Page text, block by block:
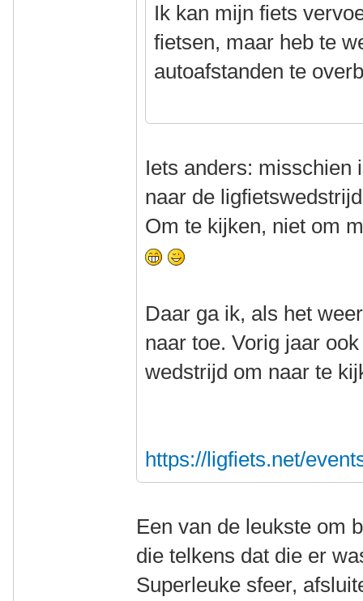
Ik kan mijn fiets
fietsen, maar heb te
autoafstanden te
Iets anders: misschien
naar de
Om te kijken, niet om
Daar ga ik, als het
naar toe. Vorig jaar
wedstrijd om naar te
https://ligfiets.net/
Een van de leukste om
die telkens dat die er
Superleuke sfeer,